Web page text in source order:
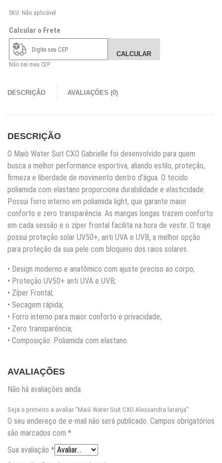
SKU: Não aplicável
Calcular o Frete
CALCULAR
Não sei meu CEP
DESCRIÇÃO AVALIAÇÕES (0)
DESCRIÇÃO
O Maiô Water Suit CXO Gabrielle foi desenvolvido para quem
busca a melhor performance esportiva, aliando estilo, proteção,
firmeza e liberdade de movimento dentro d’água. O tecido
poliamida com elastano proporciona durabilidade e elasticidade.
Possui forro interno em poliamida light, que garante maior
conforto e zero transparência. As mangas longas trazem conforto
em cada sessão e o zíper frontal facilita na hora de vestir. O traje
possui proteção solar UV50+, anti UVA e UVB, a melhor opção
para proteção da sua pele com bloqueio dos raios solares.
• Design moderno e anatômico com ajuste preciso ao corpo;
• Proteção UV50+ anti UVA e UVB;
• Zíper Frontal;
• Secagem rápida;
• Forro interno para maior conforto e privacidade;
• Zero transparência;
• Composição: Poliamida com elastano.
AVALIAÇÕES
Não há avaliações ainda.
Seja o primeiro a avaliar “Maiô Water Suit CXO Alessandra laranja”
O seu endereço de e-mail não será publicado. Campos obrigatórios
são marcados com *
Sua avaliação *